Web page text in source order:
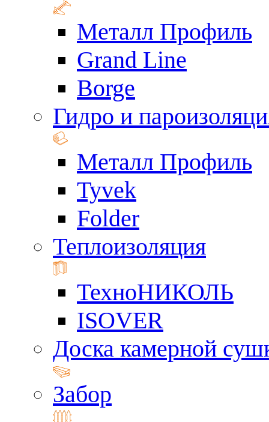
Металл Профиль
Grand Line
Borge
Гидро и
Металл Профиль
Tyvek
Folder
Теплоизоляция
ТехноНИКОЛЬ
ISOVER
Доска камерной
Забор